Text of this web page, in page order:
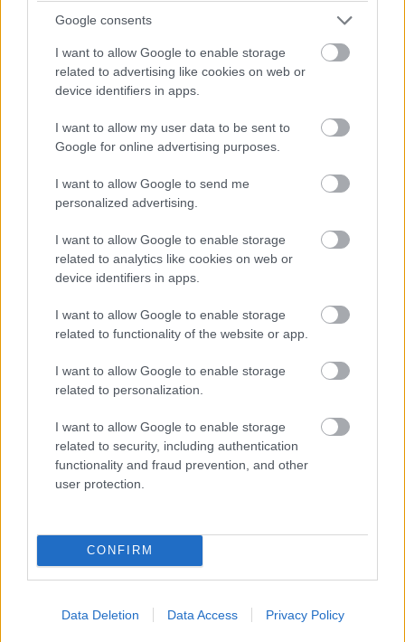
Google consents
I want to allow Google to enable storage
related to advertising like cookies on web or
device identifiers in apps.
I want to allow my user data to be sent to
Google for online advertising purposes.
I want to allow Google to send me
personalized advertising.
I want to allow Google to enable storage
related to analytics like cookies on web or
device identifiers in apps.
I want to allow Google to enable storage
related to functionality of the website or app.
I want to allow Google to enable storage
related to personalization.
I want to allow Google to enable storage
related to security, including authentication
functionality and fraud prevention, and other
user protection.
CONFIRM
Data Deletion Data Access Privacy Policy
#marvel #what if
#amerika kapitány
Erős programkínálattal készül a
17. CineFest Filmfesztivál
Buzsik Turner Kriszti|2021 augusztus 17. 08:00
Többek között Sundance-díjas és Oscar-jelölt
játékfilmeket tekinthet meg 2021. szeptember
10-18. között a közönség.
Nemzetközi Filmfesztivál célja, hogy minél szélesebb
közönséggel ismertesse meg a legszínvonalasabb,
dokumentum-, játék- és animációs filmeket is